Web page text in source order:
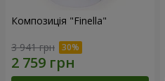
Композиція "Finella"
3 941 грн